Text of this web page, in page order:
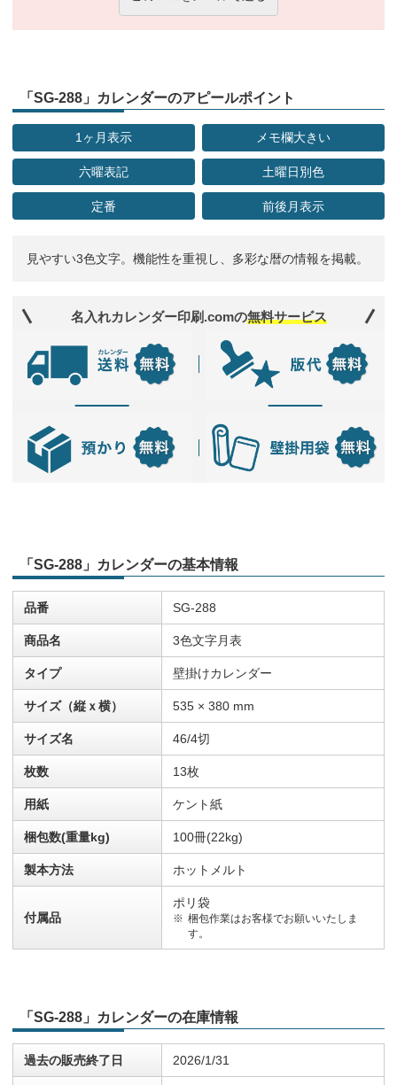
「SG-288」カレンダーのアピールポイント
1ヶ月表示 メモ欄大きい
六曜表記 土曜日別色
定番 前後月表示
見やすい3色文字。機能性を重視し、多彩な暦の情報を掲載。
名入れカレンダー印刷.comの無料サービス
「SG-288」カレンダーの基本情報
品番 SG-288
商品名 3色文字月表
タイプ 壁掛けカレンダー
サイズ（縦ｘ横） 535 × 380 mm
サイズ名 46/4切
枚数 13枚
用紙 ケント紙
梱包数(重量kg) 100冊(22kg)
製本方法 ホットメルト
付属品
ポリ袋
梱包作業はお客様でお願いいたしま
す。
「SG-288」カレンダーの在庫情報
過去の販売終了日 2026/1/31